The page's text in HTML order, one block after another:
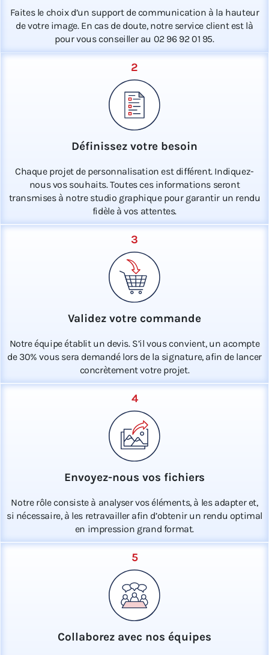
Faites le choix d’un support de communication à la hauteur
de votre image. En cas de doute, notre service client est là
pour vous conseiller au 02 96 92 01 95.
2
Définissez votre besoin
Chaque projet de personnalisation est différent. Indiquez-
nous vos souhaits. Toutes ces informations seront
transmises à notre studio graphique pour garantir un rendu
fidèle à vos attentes.
3
Validez votre commande
Notre équipe établit un devis. S’il vous convient, un acompte
de 30% vous sera demandé lors de la signature, afin de lancer
concrètement votre projet.
4
Envoyez-nous vos fichiers
Notre rôle consiste à analyser vos éléments, à les adapter et,
si nécessaire, à les retravailler afin d’obtenir un rendu optimal
en impression grand format.
5
Collaborez avec nos équipes